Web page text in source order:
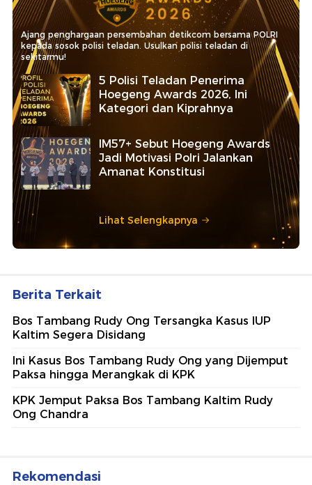
Ajang penghargaan persembahan detikcom bersama POLRI
kepada sosok polisi teladan. Usulkan polisi teladan di
sekitarmu!
5 Polisi Teladan Penerima
Hoegeng Awards 2026, Ini
Kategori dan Kiprahnya
IM57+ Sebut Hoegeng Awards
Jadi Motivasi Polri Jalankan
Amanat Konstitusi
Lihat Selengkapnya
Berita Terkait
Bos Tambang Rudy Ong Tersangka Kasus IUP
Kaltim Segera Disidang
Ini Kasus Bos Tambang Rudy Ong yang Dijemput
Paksa hingga Merangkak di KPK
KPK Jemput Paksa Bos Tambang Kaltim Rudy
Ong Chandra
Rekomendasi